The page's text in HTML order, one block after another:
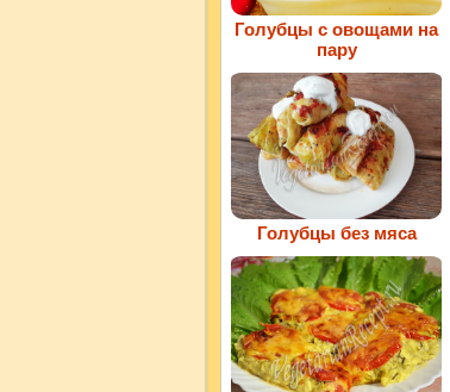
Голубцы с овощами на
пару
Голубцы без мяса